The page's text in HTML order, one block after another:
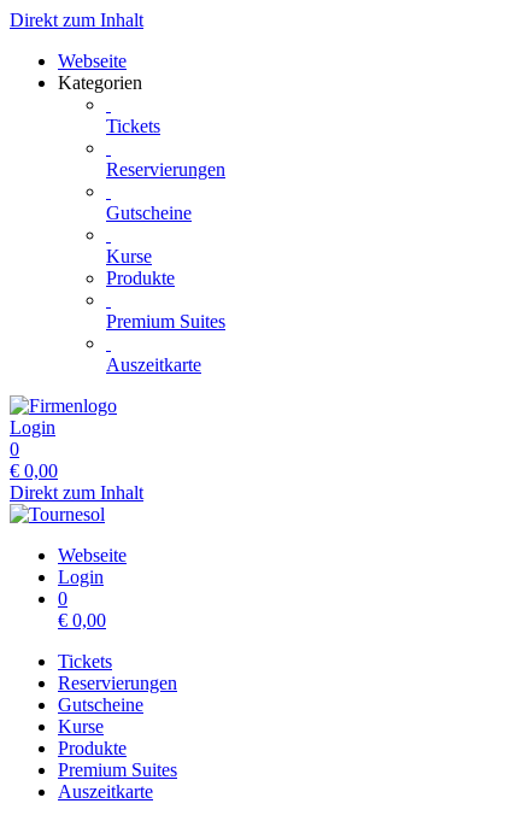
Direkt zum Inhalt
Webseite
Kategorien
Tickets
Reservierungen
Gutscheine
Kurse
Produkte
Premium Suites
Auszeitkarte
Login
0
€ 0,00
Direkt zum Inhalt
Webseite
Login
0
€ 0,00
Tickets
Reservierungen
Gutscheine
Kurse
Produkte
Premium Suites
Auszeitkarte